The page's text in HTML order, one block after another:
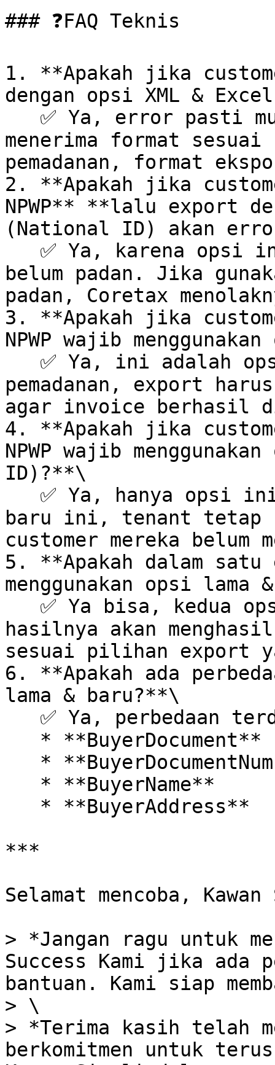
### ❓FAQ Teknis
1. **Apakah jika
dengan opsi XML &
menerima format
pemadanan, format
2. **Apakah jika
NPWP** **lalu export
(National ID) akan
belum padan. Jika
padan, Coretax
3. **Apakah jika
NPWP wajib
pemadanan, export
agar invoice berhasil
4. **Apakah jika
NPWP wajib
ID)?**\
baru ini, tenant tetap
customer mereka belum
5. **Apakah dalam
menggunakan opsi lama
hasilnya akan
sesuai pilihan export
6. **Apakah ada
lama & baru?**\
***
Selamat mencoba,
> *Jangan ragu untuk
Success Kami jika ada
bantuan. Kami siap
> \
> *Terima kasih telah
berkomitmen untuk